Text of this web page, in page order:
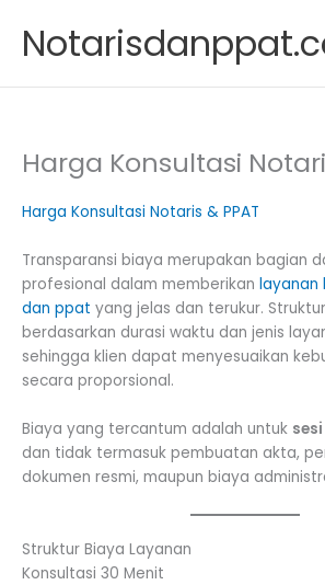
content
Harga Konsultasi
Harga Konsultasi Notaris & PPAT
Transparansi biaya merupakan bagian
profesional dalam memberikan layanan
dan ppat yang jelas dan terukur.
berdasarkan durasi waktu dan jenis
sehingga klien dapat menyesuaikan
secara proporsional.
Biaya yang tercantum adalah untuk
dan tidak termasuk pembuatan akta,
dokumen resmi, maupun biaya
Struktur Biaya Layanan
Konsultasi 30 Menit